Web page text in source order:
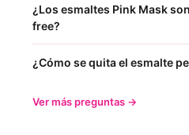
¿Los esmaltes Pink Mask
free?
¿Cómo se quita el esmalte
Ver más preguntas →